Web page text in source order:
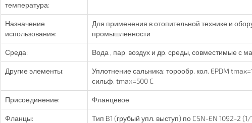
температура:
Назначение
использования:
Для применения в отопительной технике и
промышленности
Среда: Вода , пар, воздух и др. среды, совместимые с
Другие элементы:
Уплотнение сальника: торообр. кол. EPDM
сильф. tmax=500 C
Присоединение: Фланцевое
Фланцы: Тип B1 (грубый упл. выступ) по CSN-EN 1092-2